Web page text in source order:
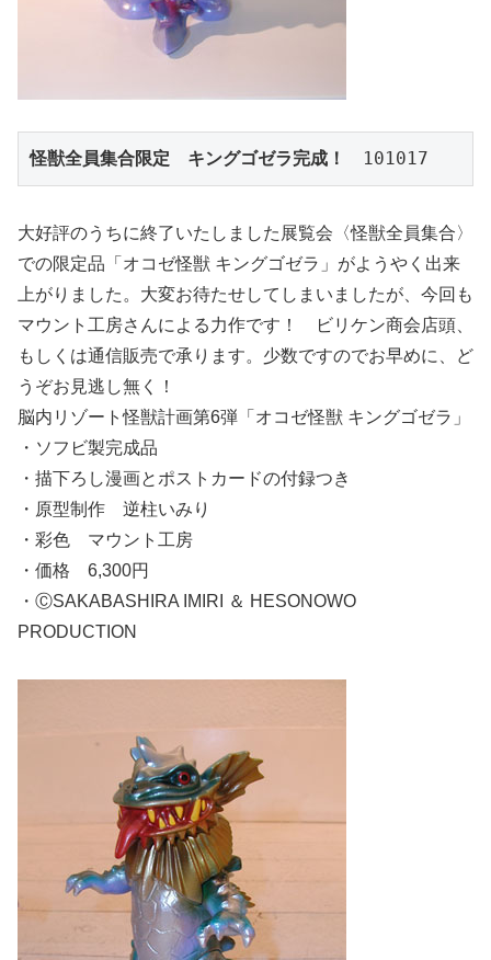
怪獣全員集合限定　キングゴゼラ完成！ 101017
大好評のうちに終了いたしました展覧会〈怪獣全員集合〉
での限定品「オコゼ怪獣 キングゴゼラ」がようやく出来
上がりました。大変お待たせしてしまいましたが、今回も
マウント工房さんによる力作です！ ビリケン商会店頭、
もしくは通信販売で承ります。少数ですのでお早めに、ど
うぞお見逃し無く！
脳内リゾート怪獣計画第6弾「オコゼ怪獣 キングゴゼラ」
・ソフビ製完成品
・描下ろし漫画とポストカードの付録つき
・原型制作 逆柱いみり
・彩色 マウント工房
・価格 6,300円
・ⒸSAKABASHIRA IMIRI ＆ HESONOWO
PRODUCTION